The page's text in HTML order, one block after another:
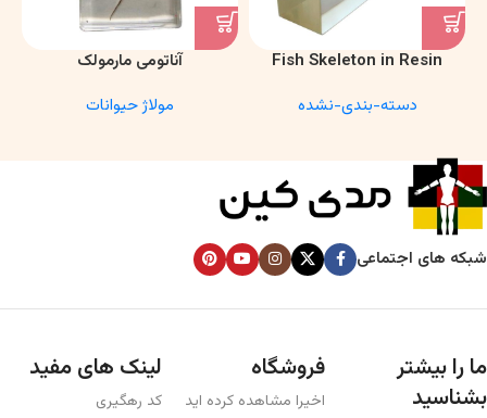
Fish Skeleton in Resin
Anatomy Specimen
دسته-بندی-نشده
آناتومی مارمولک
مولاژ حیوانات
شبکه های اجتماعی
ما را بیشتر
بشناسید
فروشگاه
اخیرا مشاهده کرده اید
لینک های مفید
کد رهگیری